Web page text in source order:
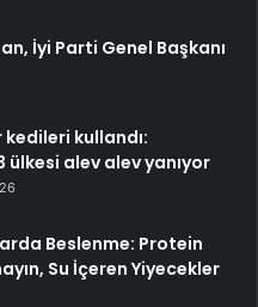
İyi Parti Genel Başkanı
kedileri kullandı:
ülkesi alev alev yanıyor
Beslenme: Protein
Su İçeren Yiyecekler